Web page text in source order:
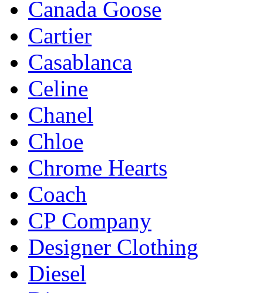
Canada Goose
Cartier
Casablanca
Celine
Chanel
Chloe
Chrome Hearts
Coach
CP Company
Designer Clothing
Diesel